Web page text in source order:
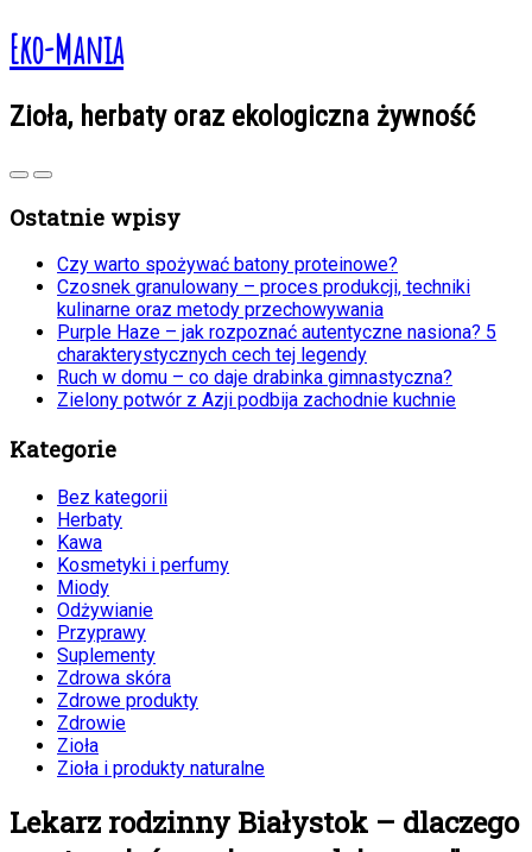
Eko-Mania
Zioła, herbaty oraz ekologiczna żywność
Ostatnie wpisy
Czy warto spożywać batony proteinowe?
Czosnek granulowany – proces produkcji, techniki
kulinarne oraz metody przechowywania
Purple Haze – jak rozpoznać autentyczne nasiona? 5
charakterystycznych cech tej legendy
Ruch w domu – co daje drabinka gimnastyczna?
Zielony potwór z Azji podbija zachodnie kuchnie
Kategorie
Bez kategorii
Herbaty
Kawa
Kosmetyki i perfumy
Miody
Odżywianie
Przyprawy
Suplementy
Zdrowa skóra
Zdrowe produkty
Zdrowie
Zioła
Zioła i produkty naturalne
Lekarz rodzinny Białystok – dlaczego